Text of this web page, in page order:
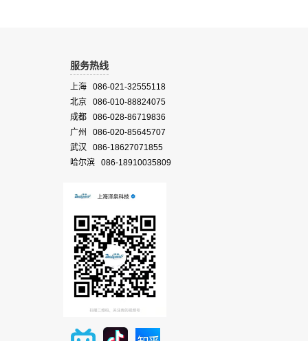
服务热线
上海 086-021-32555118
北京 086-010-88824075
成都 086-028-86719836
广州 086-020-85645707
武汉 086-18627071855
哈尔滨 086-18910035809